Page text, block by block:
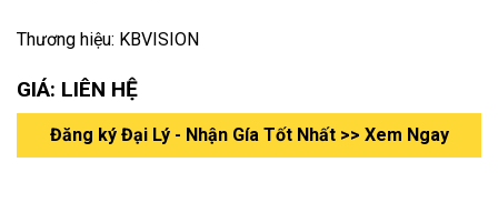
Thương hiệu: KBVISION
GIÁ: LIÊN HỆ
Đăng ký Đại Lý - Nhận Gía Tốt Nhất >> Xem Ngay